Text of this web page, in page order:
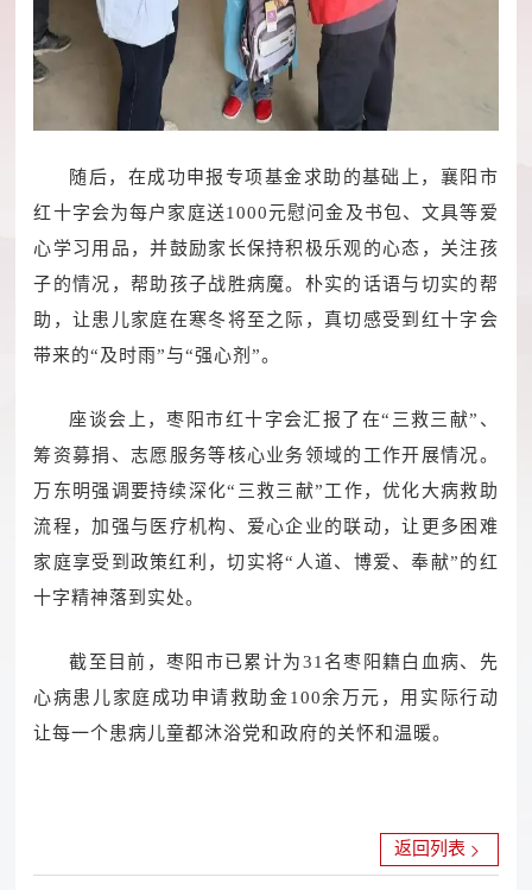
随后，在成功申报专项基金求助的基础上，襄阳市
红十字会为每户家庭送1000元慰问金及书包、文具等爱
心学习用品，并鼓励家长保持积极乐观的心态，关注孩
子的情况，帮助孩子战胜病魔。朴实的话语与切实的帮
助，让患儿家庭在寒冬将至之际，真切感受到红十字会
带来的“及时雨”与“强心剂”。
座谈会上，枣阳市红十字会汇报了在“三救三献”、
筹资募捐、志愿服务等核心业务领域的工作开展情况。
万东明强调要持续深化“三救三献”工作，优化大病救助
流程，加强与医疗机构、爱心企业的联动，让更多困难
家庭享受到政策红利，切实将“人道、博爱、奉献”的红
十字精神落到实处。
截至目前，枣阳市已累计为31名枣阳籍白血病、先
心病患儿家庭成功申请救助金100余万元，用实际行动
让每一个患病儿童都沐浴党和政府的关怀和温暖。
返回列表